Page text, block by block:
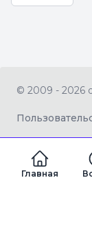
Главная
© 2009 - 2026